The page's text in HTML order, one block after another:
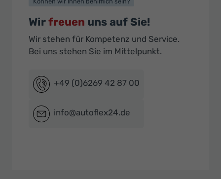
Wirfreuen uns auf Sie!
Wir stehen für Kompetenz und Service.
Bei uns stehen Sie im Mittelpunkt.
+49 (0)6269 42 87 00
info@autoflex24.de